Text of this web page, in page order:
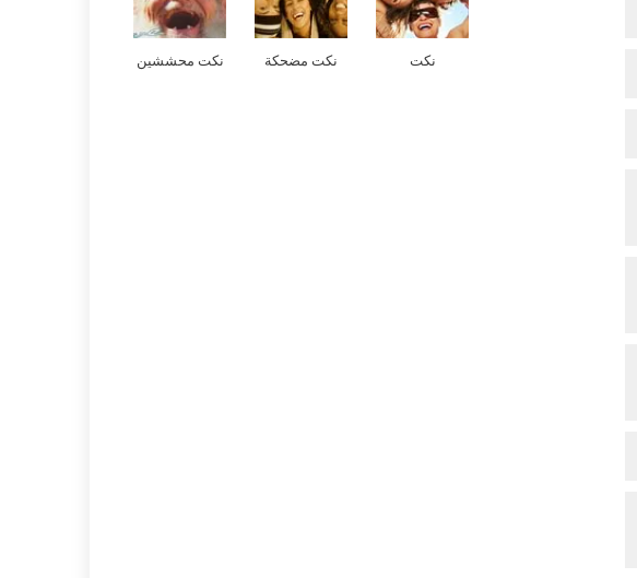
نكت نكت مضحكة نكت محششين